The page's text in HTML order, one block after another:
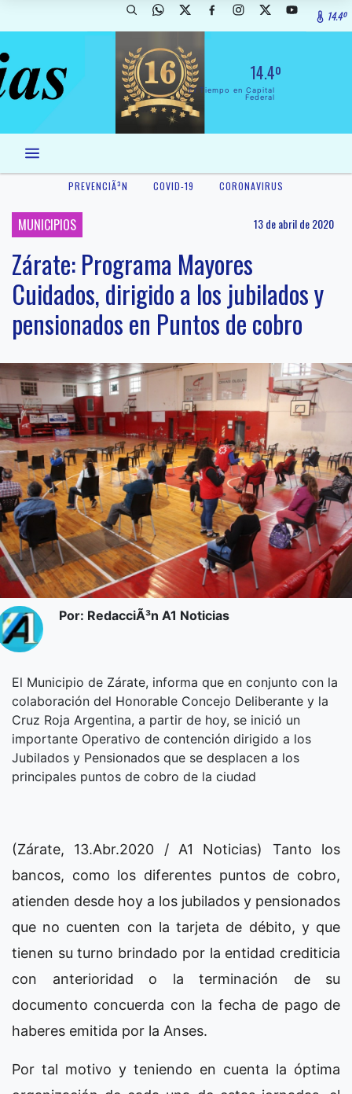
14.4º
14.4º
El Tiempo en Capital
Federal
PREVENCIÃ³N COVID-19 CORONAVIRUS
MUNICIPIOS 13 de abril de 2020
Zárate: Programa Mayores
Cuidados, dirigido a los jubilados y
pensionados en Puntos de cobro
Por: RedacciÃ³n A1 Noticias
El Municipio de Zárate, informa que en conjunto con la
colaboración del Honorable Concejo Deliberante y la
Cruz Roja Argentina, a partir de hoy, se inició un
importante Operativo de contención dirigido a los
Jubilados y Pensionados que se desplacen a los
principales puntos de cobro de la ciudad
(Zárate, 13.Abr.2020 / A1 Noticias) Tanto los
bancos, como los diferentes puntos de cobro,
atienden desde hoy a los jubilados y pensionados
que no cuenten con la tarjeta de débito, y que
tienen su turno brindado por la entidad crediticia
con anterioridad o la terminación de su
documento concuerda con la fecha de pago de
haberes emitida por la Anses.
Por tal motivo y teniendo en cuenta la óptima